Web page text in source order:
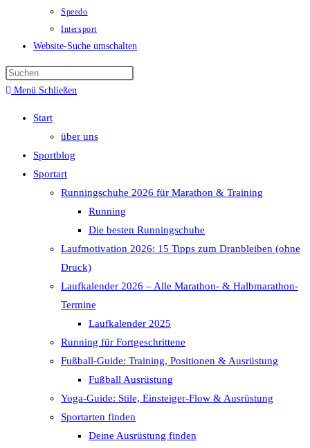
Speedo
Intersport
Website-Suche umschalten
Menü Schließen
Start
über uns
Sportblog
Sportart
Runningschuhe 2026 für Marathon & Training
Running
Die besten Runningschuhe
Laufmotivation 2026: 15 Tipps zum Dranbleiben (ohne
Druck)
Laufkalender 2026 – Alle Marathon- & Halbmarathon-
Termine
Laufkalender 2025
Running für Fortgeschrittene
Fußball-Guide: Training, Positionen & Ausrüstung
Fußball Ausrüstung
Yoga-Guide: Stile, Einsteiger-Flow & Ausrüstung
Sportarten finden
Deine Ausrüstung finden